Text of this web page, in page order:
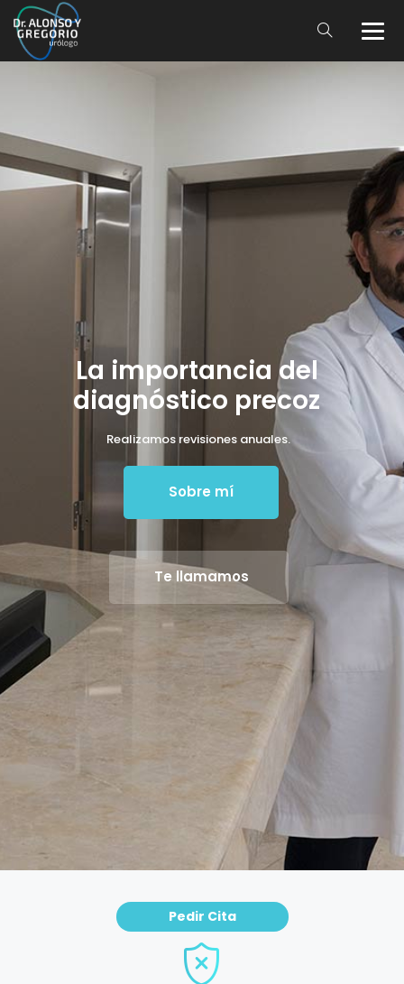
La importancia del
diagnóstico precoz
Sobre mí
Te llamamos
Realizamos revisiones anuales.
Pedir Cita